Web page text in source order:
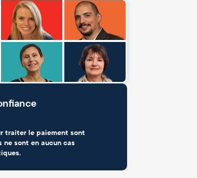
traiter le paiement sont
ne sont en aucun cas